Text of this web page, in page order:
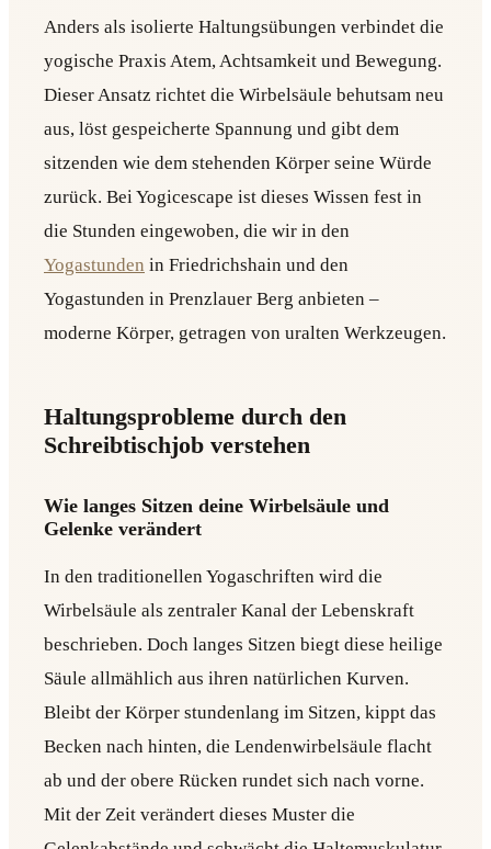
Anders als isolierte Haltungsübungen verbindet die
yogische Praxis Atem, Achtsamkeit und Bewegung.
Dieser Ansatz richtet die Wirbelsäule behutsam neu
aus, löst gespeicherte Spannung und gibt dem
sitzenden wie dem stehenden Körper seine Würde
zurück. Bei Yogicescape ist dieses Wissen fest in
die Stunden eingewoben, die wir in den
Yogastunden in Friedrichshain und den
Yogastunden in Prenzlauer Berg anbieten –
moderne Körper, getragen von uralten Werkzeugen.
Haltungsprobleme durch den
Schreibtischjob verstehen
Wie langes Sitzen deine Wirbelsäule und
Gelenke verändert
In den traditionellen Yogaschriften wird die
Wirbelsäule als zentraler Kanal der Lebenskraft
beschrieben. Doch langes Sitzen biegt diese heilige
Säule allmählich aus ihren natürlichen Kurven.
Bleibt der Körper stundenlang im Sitzen, kippt das
Becken nach hinten, die Lendenwirbelsäule flacht
ab und der obere Rücken rundet sich nach vorne.
Mit der Zeit verändert dieses Muster die